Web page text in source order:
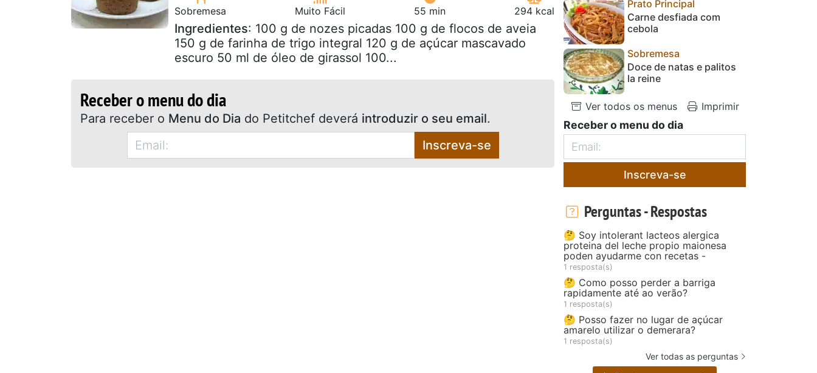
Sobremesa Muito Fácil 55 min 294 kcal
Ingredientes: 100 g de nozes picadas 100 g de flocos de aveia
150 g de farinha de trigo integral 120 g de açúcar mascavado
escuro 50 ml de óleo de girassol 100...
Receber o menu do dia
Para receber o Menu do Dia do Petitchef deverá introduzir o seu email.
Inscreva-se
Prato Principal
Carne desfiada com
cebola
Sobremesa
Doce de natas e palitos
la reine
Ver todos os menus Imprimir
Receber o menu do dia
Inscreva-se
Perguntas - Respostas
🤔 Soy intolerant lacteos alergica
proteina del leche propio maionesa
poden ayudarme con recetas -
1 resposta(s)
🤔 Como posso perder a barriga
rapidamente até ao verão?
1 resposta(s)
🤔 Posso fazer no lugar de açúcar
amarelo utilizar o demerara?
1 resposta(s)
Ver todas as perguntas